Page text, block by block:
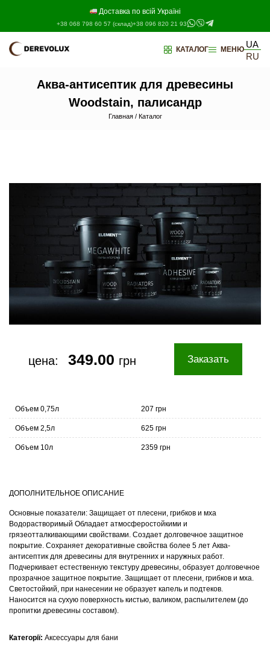
Доставка по всій Україні
+38 068 798 60 57 (склад)+38 096 820 21 93
КАТАЛОГ МЕНЮ UA
RU
Аква-антисептик для древесины
Woodstain, палисандр
Главная/ Каталог
цена: 349.00 грн Заказать
Объем 0,75л 207 грн
Объем 2,5л 625 грн
Объем 10л 2359 грн
ДОПОЛНИТЕЛЬНОЕ ОПИСАНИЕ
Основные показатели: Защищает от плесени, грибков и мха
Водорастворимый Обладает атмосферостойкими и
грязеотталкивающими свойствами. Создает долговечное защитное
покрытие. Сохраняет декоративные свойства более 5 лет Аква-
антисептик для древесины для внутренних и наружных работ.
Подчеркивает естественную текстуру древесины, образует долговечное
прозрачное защитное покрытие. Защищает от плесени, грибков и мха.
Светостойкий, при нанесении не образует капель и подтеков.
Наносится на сухую поверхность кистью, валиком, распылителем (до
пропитки древесины составом).
Категорії: Аксессуары для бани